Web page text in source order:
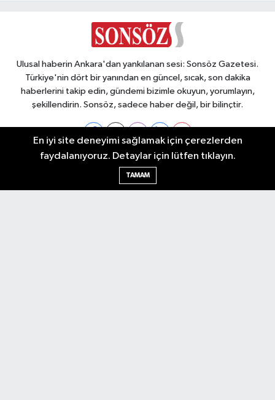
Ulusal haberin Ankara'dan yankılanan sesi: Sonsöz Gazetesi.
Türkiye'nin dört bir yanından en güncel, sıcak, son dakika
haberlerini takip edin, gündemi bizimle okuyun, yorumlayın,
şekillendirin. Sonsöz, sadece haber değil, bir bilinçtir.
Ankara Nöbetçi Eczaneler
En iyi site deneyimi sağlamak için çerezlerden
faydalanıyoruz. Detaylar için lütfen tıklayın.
TAMAM